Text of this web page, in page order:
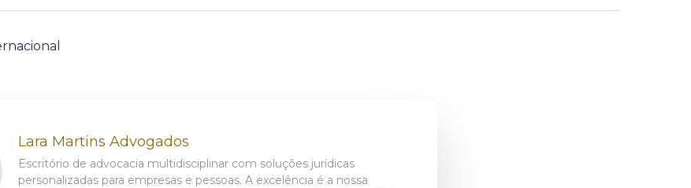
Lara Martins Advogados
Escritório de advocacia multidisciplinar com soluções jurídicas
personalizadas para empresas e pessoas. A excelência é a nossa